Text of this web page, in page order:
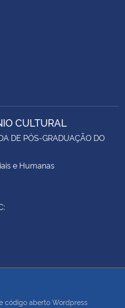
CULTURAL
DE PÓS-GRADUAÇÃO DO
e Humanas
código aberto Wordpress